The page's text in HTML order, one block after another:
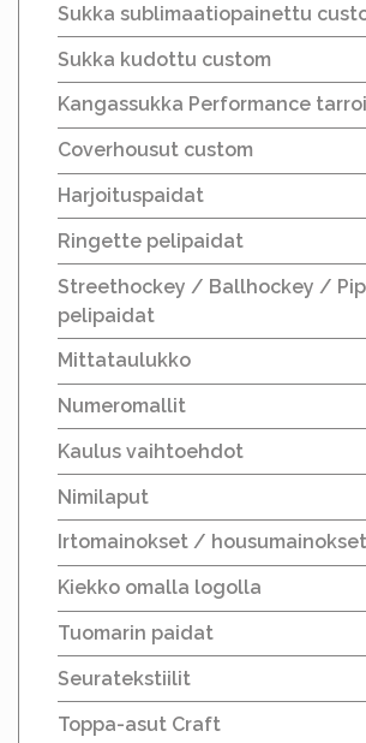
Sukka sublimaatiopainettu
Sukka kudottu custom
Kangassukka Performance
Coverhousut custom
Harjoituspaidat
Ringette pelipaidat
Streethockey / Ballhockey /
pelipaidat
Mittataulukko
Numeromallit
Kaulus vaihtoehdot
Nimilaput
Irtomainokset / housumainokset
Kiekko omalla logolla
Tuomarin paidat
Seuratekstiilit
Toppa-asut Craft